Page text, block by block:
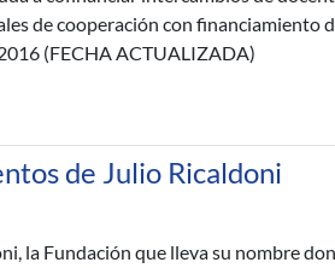
de cooperación con financiamiento
(FECHA ACTUALIZADA)
de Julio Ricaldoni
la Fundación que lleva su nombre